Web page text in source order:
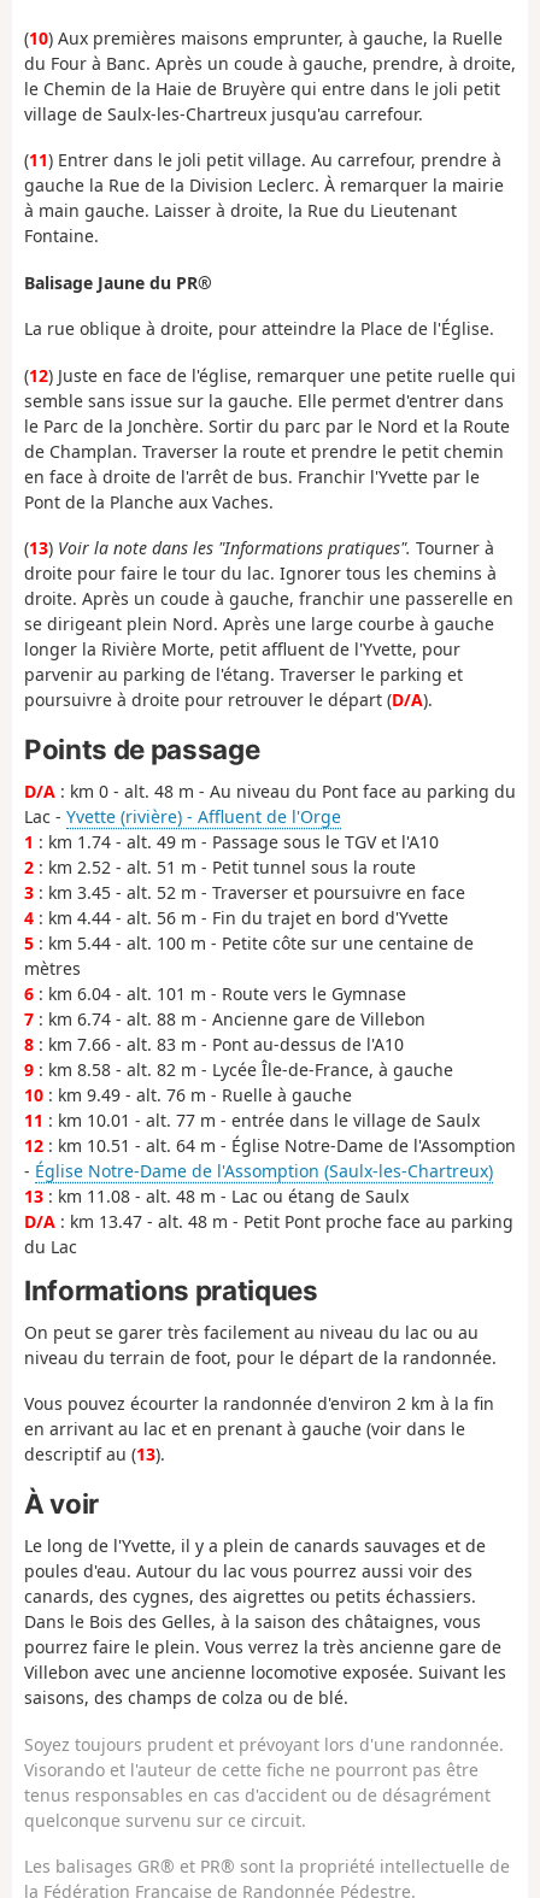
(10) Aux premières maisons emprunter, à gauche, la Ruelle
du Four à Banc. Après un coude à gauche, prendre, à droite,
le Chemin de la Haie de Bruyère qui entre dans le joli petit
village de Saulx-les-Chartreux jusqu'au carrefour.
(11) Entrer dans le joli petit village. Au carrefour, prendre à
gauche la Rue de la Division Leclerc. À remarquer la mairie
à main gauche. Laisser à droite, la Rue du Lieutenant
Fontaine.
Balisage Jaune du PR®
La rue oblique à droite, pour atteindre la Place de l'Église.
(12) Juste en face de l'église, remarquer une petite ruelle qui
semble sans issue sur la gauche. Elle permet d'entrer dans
le Parc de la Jonchère. Sortir du parc par le Nord et la Route
de Champlan. Traverser la route et prendre le petit chemin
en face à droite de l'arrêt de bus. Franchir l'Yvette par le
Pont de la Planche aux Vaches.
(13) Voir la note dans les "Informations pratiques". Tourner à
droite pour faire le tour du lac. Ignorer tous les chemins à
droite. Après un coude à gauche, franchir une passerelle en
se dirigeant plein Nord. Après une large courbe à gauche
longer la Rivière Morte, petit affluent de l'Yvette, pour
parvenir au parking de l'étang. Traverser le parking et
poursuivre à droite pour retrouver le départ (D/A).
Points de passage
D/A : km 0 - alt. 48 m - Au niveau du Pont face au parking du
Lac - Yvette (rivière) - Affluent de l'Orge
1 : km 1.74 - alt. 49 m - Passage sous le TGV et l'A10
2 : km 2.52 - alt. 51 m - Petit tunnel sous la route
3 : km 3.45 - alt. 52 m - Traverser et poursuivre en face
4 : km 4.44 - alt. 56 m - Fin du trajet en bord d'Yvette
5 : km 5.44 - alt. 100 m - Petite côte sur une centaine de
mètres
6 : km 6.04 - alt. 101 m - Route vers le Gymnase
7 : km 6.74 - alt. 88 m - Ancienne gare de Villebon
8 : km 7.66 - alt. 83 m - Pont au-dessus de l'A10
9 : km 8.58 - alt. 82 m - Lycée Île-de-France, à gauche
10 : km 9.49 - alt. 76 m - Ruelle à gauche
11 : km 10.01 - alt. 77 m - entrée dans le village de Saulx
12 : km 10.51 - alt. 64 m - Église Notre-Dame de l'Assomption
- Église Notre-Dame de l'Assomption (Saulx-les-Chartreux)
13 : km 11.08 - alt. 48 m - Lac ou étang de Saulx
D/A : km 13.47 - alt. 48 m - Petit Pont proche face au parking
du Lac
Informations pratiques
On peut se garer très facilement au niveau du lac ou au
niveau du terrain de foot, pour le départ de la randonnée.
Vous pouvez écourter la randonnée d'environ 2 km à la fin
en arrivant au lac et en prenant à gauche (voir dans le
descriptif au (13).
À voir
Le long de l'Yvette, il y a plein de canards sauvages et de
poules d'eau. Autour du lac vous pourrez aussi voir des
canards, des cygnes, des aigrettes ou petits échassiers.
Dans le Bois des Gelles, à la saison des châtaignes, vous
pourrez faire le plein. Vous verrez la très ancienne gare de
Villebon avec une ancienne locomotive exposée. Suivant les
saisons, des champs de colza ou de blé.
Soyez toujours prudent et prévoyant lors d'une randonnée.
Visorando et l'auteur de cette fiche ne pourront pas être
tenus responsables en cas d'accident ou de désagrément
quelconque survenu sur ce circuit.
Les balisages GR® et PR® sont la propriété intellectuelle de
la Fédération Française de Randonnée Pédestre.